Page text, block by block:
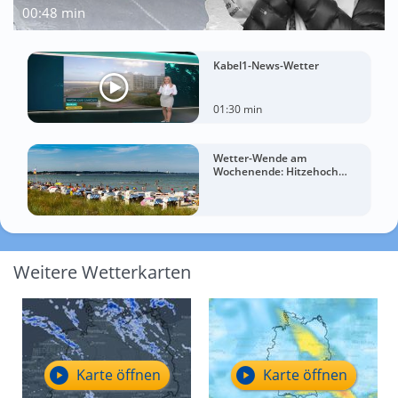
00:48 min
Kabel1-News-Wetter
01:30 min
Wetter-Wende am
Wochenende: Hitzehoch
Weitere Wetterkarten
Karte öffnen Karte öffnen